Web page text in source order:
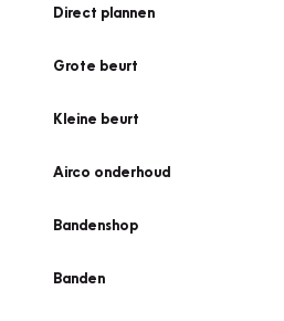
Direct plannen
Grote beurt
Kleine beurt
Airco onderhoud
Bandenshop
Banden